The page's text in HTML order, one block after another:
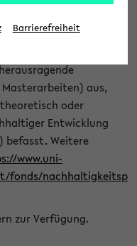
formulare.uni-
913/>. Die
aus,
oder
Entwicklung
befasst. Weitere
www.uni-
fonds/nachhaltigkeitsp
zur Verfügung.
Barrierefreiheit